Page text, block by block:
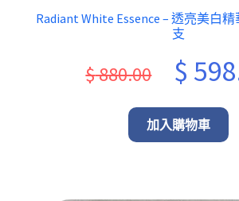
Radiant White Essence – 透亮美白
支
$880.00
Original
price
was:
$
加入購物車